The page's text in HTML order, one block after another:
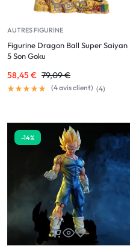
AUTRES FIGURINE
Figurine Dragon Ball Super Saiyan
5 Son Goku
79,09€
58,45 €
(4avis client) (4)
-14%